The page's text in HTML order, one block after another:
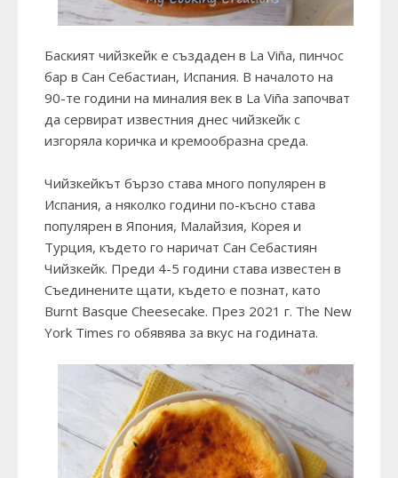
Баският чийзкейк е създаден в La Viña, пинчос
бар в Сан Себастиан, Испания. В началото на
90-те години на миналия век в La Viña започват
да сервират известния днес чийзкейк с
изгоряла коричка и кремообразна среда.
Чийзкейкът бързо става много популярен в
Испания, а няколко години по-късно става
популярен в Япония, Малайзия, Корея и
Турция, където го наричат Сан Себастиян
Чийзкейк. Преди 4-5 години става известен в
Съединените щати, където е познат, като
Burnt Basque Cheesecake. През 2021 г. The New
York Times го обявява за вкус на годината.